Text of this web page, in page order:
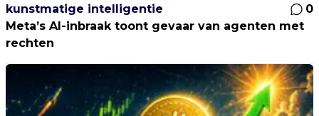
kunstmatige intelligentie
0
Meta’s AI-inbraak toont gevaar van agenten met
rechten